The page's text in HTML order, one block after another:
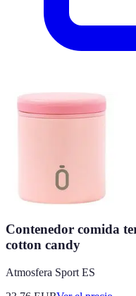
Contenedor comida
cotton candy
Atmosfera Sport ES